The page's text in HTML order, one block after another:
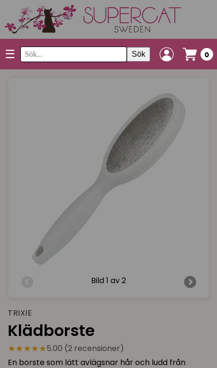
☰ Sök 0
Bild 1 av 2
TRIXIE
Klädborste
★★★★★5.00 (2 recensioner)
En borste som lätt avlägsnar hår och ludd från